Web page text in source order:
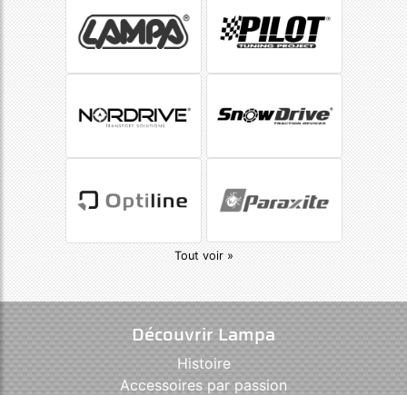
Tout voir »
Découvrir Lampa
Histoire
Accessoires par passion